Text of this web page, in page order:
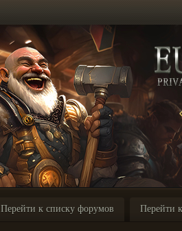
Перейти к списку форумов Перейти